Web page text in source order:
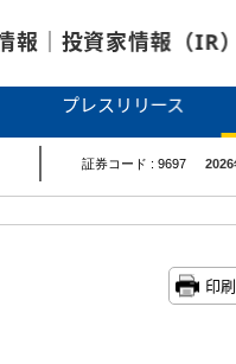
報｜投資家情報（IR）
プレスリリース
印刷